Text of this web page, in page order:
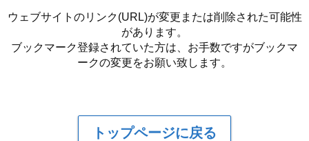
ウェブサイトのリンク(URL)が変更または削除された可能性
があります。
ブックマーク登録されていた方は、お手数ですがブックマ
ークの変更をお願い致します。
トップページに戻る